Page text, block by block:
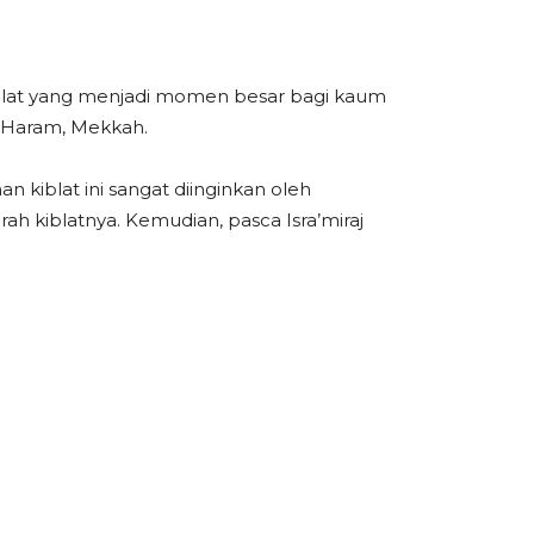
yang menjadi momen besar bagi kaum
Mekkah.
kiblat ini sangat diinginkan oleh
kiblatnya. Kemudian, pasca Isra’miraj